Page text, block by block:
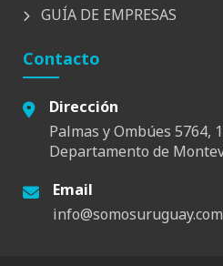
GUÍA DE EMPRESAS
Contacto
Dirección
Palmas y Ombúes 5764,
Departamento de
Email